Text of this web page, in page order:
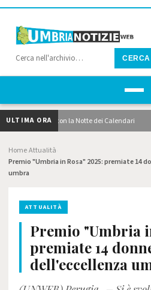
CERCA
ULTIMA ORA
i motori con la Notte dei Calendari
HomeAttualità
Premio "Umbria in Rosa" 2025: premiate 14
umbra
ATTUALITÀ
Premio "Umbria
premiate 14
dell'eccellenza